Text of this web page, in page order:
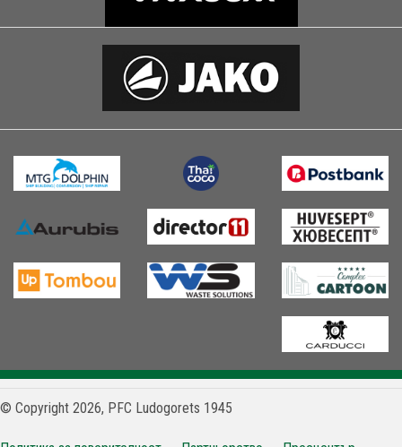
© Copyright 2026, PFC Ludogorets 1945